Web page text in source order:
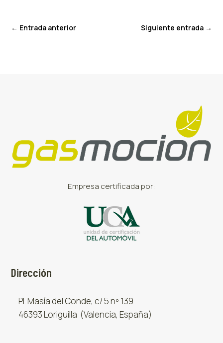
← Entrada anterior Siguiente entrada→
Empresa certificada por:
Dirección
P.I. Masía del Conde, c/ 5 nº 139
46393 Loriguilla (Valencia, España)